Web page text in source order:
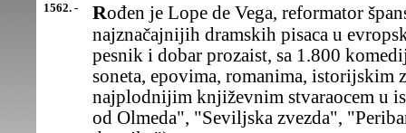
1562. - Rođen je Lope de Vega, reformator španskog pozorišta i jedan od
najznačajnijih dramskih pisaca u
pesnik i dobar prozaist, sa 1.800
soneta, epovima, romanima, istorijskim
najplodnijim književnim stvaraocem u
od Olmeda", "Seviljska zvezda",